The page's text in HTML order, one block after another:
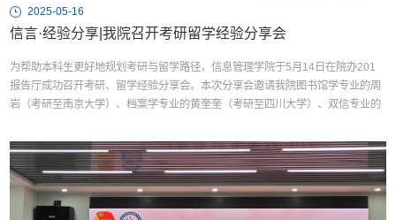
2025-05-16
信言·经验分享|我院召开考研留学经验分享会
为帮助本科生更好地规划考研与留学路径，信息管理学院于5月14日在院办201
报告厅成功召开考研、留学经验分享会。本次分享会邀请我院图书馆学专业的周
岩（考研至南京大学）、档案学专业的黄奎奎（考研至四川大学）、双信专业的
分享，帮助同学们从经验中汲取力量与启示，拓宽视野，激发潜能。周岩分享了
考研准备中的几个关键步骤，包括搜集目标院校的录取...